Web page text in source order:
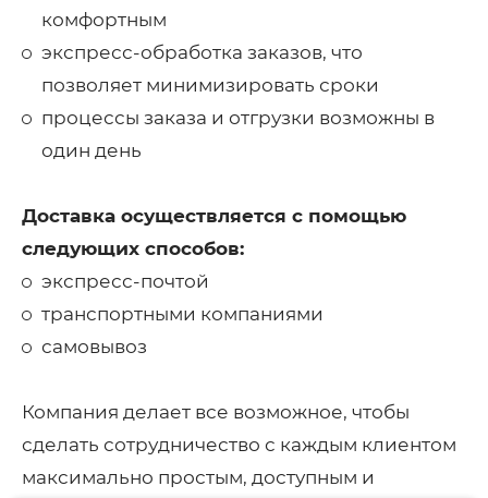
комфортным
экспресс-обработка заказов, что
позволяет минимизировать сроки
процессы заказа и отгрузки возможны в
один день
Доставка осуществляется с помощью
следующих способов:
экспресс-почтой
транспортными компаниями
самовывоз
Компания делает все возможное, чтобы
сделать сотрудничество с каждым клиентом
максимально простым, доступным и